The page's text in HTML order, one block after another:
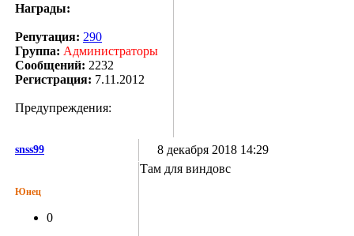
Награды:
Репутация: 290
Группа: Администраторы
Сообщений: 2232
Регистрация: 7.11.2012
Предупреждения:
snss99 8 декабря 2018 14:29
Юнец
0
Там для виндовс